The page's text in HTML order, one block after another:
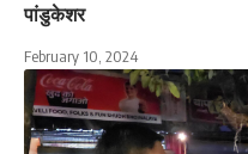
पांडुकेशर
February 10, 2024